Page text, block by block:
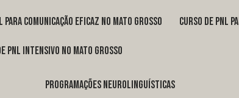
para comunicação eficaz no Mato Grosso curso de pnl
pnl intensivo no Mato Grosso
programações neurolinguísticas